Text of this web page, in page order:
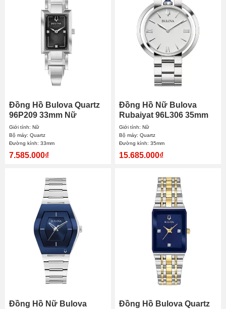
Đồng Hồ Bulova Quartz
96P209 33mm Nữ
Giới tính: Nữ
Bộ máy: Quartz
Đường kính: 33mm
7.585.000₫
Đồng Hồ Nữ Bulova
Rubaiyat 96L306 35mm
Giới tính: Nữ
Bộ máy: Quartz
Đường kính: 35mm
15.685.000₫
Đồng Hồ Nữ Bulova
Đồng Hồ Bulova Quartz